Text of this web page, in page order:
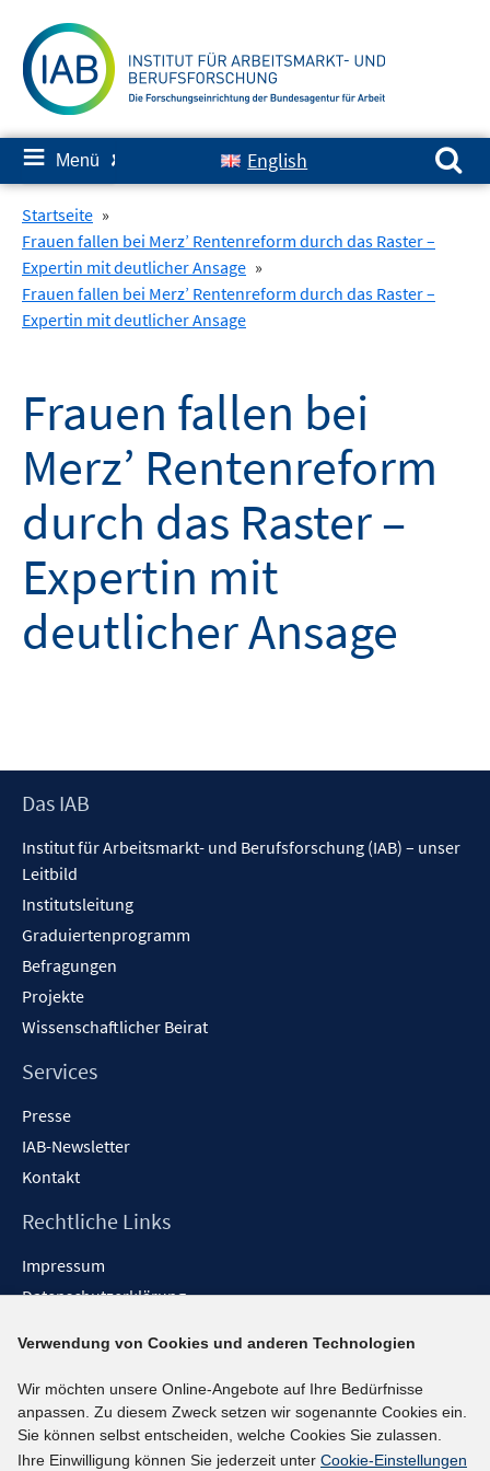
zum
Inhalt
≡ Menü ✘ English
Suchen nach:
Startseite »
Frauen fallen bei Merz’ Rentenreform durch das Raster –
Expertin mit deutlicher Ansage »
Frauen fallen bei Merz’ Rentenreform durch das Raster –
Expertin mit deutlicher Ansage
Frauen fallen bei
Merz’ Rentenreform
durch das Raster –
Expertin mit
deutlicher Ansage
Footer
Das IAB
Institut für Arbeitsmarkt- und Berufsforschung (IAB) – unser
Leitbild
Institutsleitung
Graduiertenprogramm
Befragungen
Projekte
Wissenschaftlicher Beirat
Services
Presse
IAB-Newsletter
Kontakt
Rechtliche Links
Impressum
Datenschutzerklärung
Barrieren melden
Social-Media-Kanäle
BlueSky
Verwendung von Cookies und anderen Technologien
Wir möchten unsere Online-Angebote auf Ihre Bedürfnisse
anpassen. Zu diesem Zweck setzen wir sogenannte Cookies ein.
Sie können selbst entscheiden, welche Cookies Sie zulassen.
Ihre Einwilligung können Sie jederzeit unter Cookie-Einstellungen